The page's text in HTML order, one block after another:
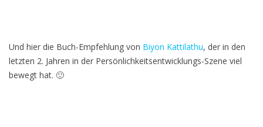
Und hier die Buch-Empfehlung von Biyon Kattilathu, der in den
letzten 2. Jahren in der Persönlichkeitsentwicklungs-Szene viel
bewegt hat. 🙂